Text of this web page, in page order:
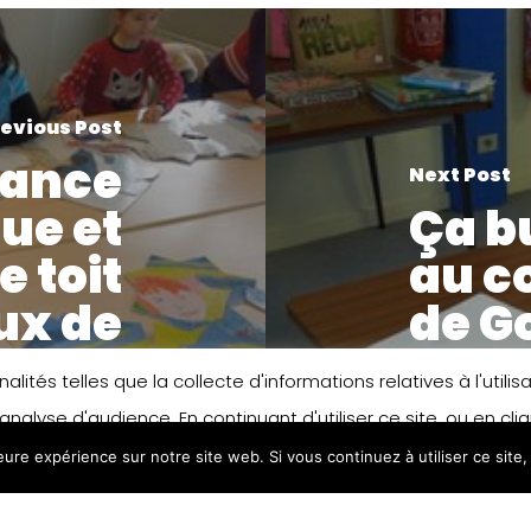
Post
et
toit
de
!
Next Post
Ça
au
de
telles que la collecte d'informations relatives à
d'audience. En continuant d'utiliser ce site, ou en
matière de cookies, merci de vous référer à notre
expérience sur notre site web. Si vous continuez à utiliser ce